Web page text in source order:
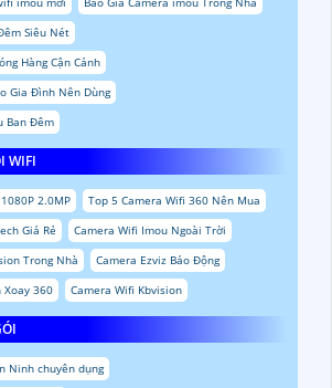
Siêu Nét
Hàng Cận Cảnh
Gia Đình Nên Dùng
Ban Đêm
WIFI
2.0MP
Top 5 Camera Wifi 360 Nên Mua
Giá Rẻ
Camera Wifi Imou Ngoài Trời
Trong Nhà
Camera Ezviz Báo Động
Xoay 360
Camera Wifi Kbvision
Ninh chuyên dụng